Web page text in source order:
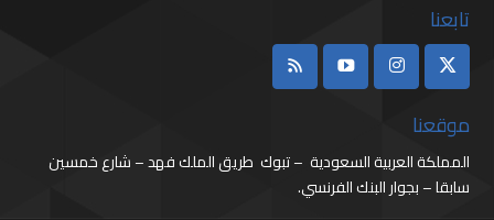
تابعنا
موقعنا
المملكة العربية السعودية – تبوك طريق الملك فهد – شارع خمسين
سابقا – بجوار البنك الفرنسي.